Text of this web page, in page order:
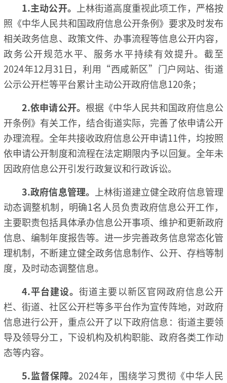
1.主动公开。
上林街道高度重视此项工作，严格按
照《中华人民共和国政府信息公开条例》要求及时发布
相关政务信息、政策文件、办事流程等信息公开内容，
政务公开规范水平、服务水平持续有效提升。截至
2024年12月31日，利用“西咸新区”门户网站、街道
公示公开栏等平台累计主动公开政府信息120条；
2.依申请公开。 根据《中华人民共和国政府信息公
开条例》有关工作，结合街道实际，完善了依申请公开
办理流程。全年共接收政府信息公开申请11件，均按照
依申请公开制度和流程在法定期限内予以回复。全年未
因政府信息公开引发行政复议和行政诉讼。
3.政府信息管理。
上林街道建立健全政府信息管理
动态调整机制，明确1名人员负责政府信息公开工作，
主要职责包括具体承办信息公开事项、维护和更新政府
信息、编制年度报告等。进一步完善政务信息常态化管
理机制，不断建立健全政务信息制作、公开、存档等制
度，及时动态调整信息。
4.平台建设。街道主要以新区官网政府信息公开
栏、街道、社区公开栏等多平台作为宣传阵地，对政府
信息进行公开，重点公开了以下政府信息：街道主要领
导及领导分工，下设机构及机构职能、政府各类工作动
态等内容。
5.监督保障。 2024年，围绕学习贯彻《中华人民